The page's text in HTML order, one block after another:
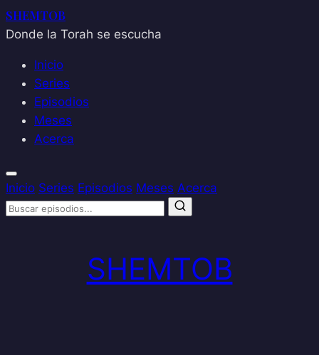
SHEMTOB
Donde la Torah se escucha
Inicio
Series
Episodios
Meses
Acerca
Inicio Series Episodios Meses Acerca
SHEMTOB